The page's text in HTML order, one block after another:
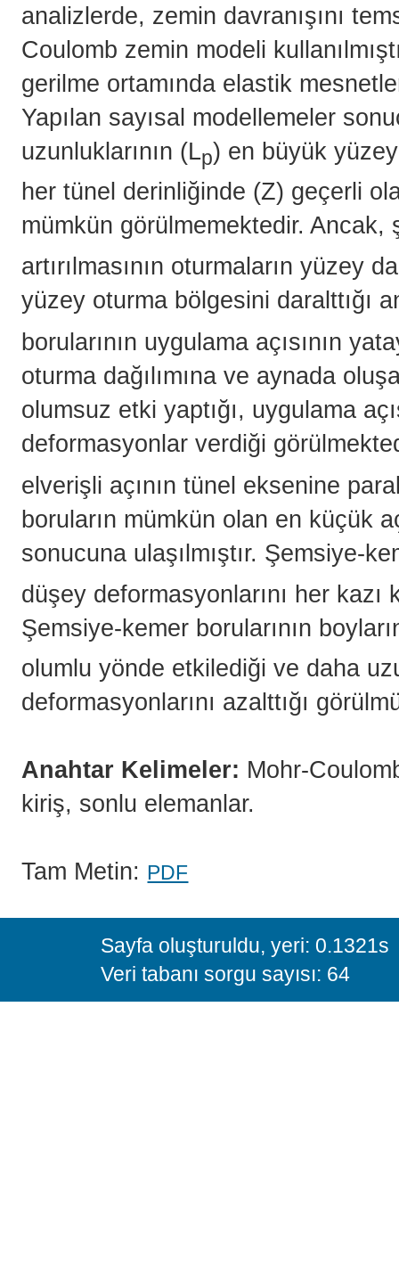
analizlerde, zemin davranışını
Coulomb zemin modeli
gerilme ortamında elastik
Yapılan sayısal modellemeler
uzunluklarının (Lp) en büyük
her tünel derinliğinde (Z) geçerli
mümkün görülmemektedir. Ancak,
artırılmasının oturmaların yüzey
yüzey oturma bölgesini daralttığı
borularının uygulama açısının
oturma dağılımına ve aynada
olumsuz etki yaptığı, uygulama
deformasyonlar verdiği
elverişli açının tünel eksenine
boruların mümkün olan en küçük
sonucuna ulaşılmıştır. Şemsiye-
düşey deformasyonlarını her
Şemsiye-kemer borularının
olumlu yönde etkilediği ve daha
deformasyonlarını azalttığı
Anahtar Kelimeler: Mohr-
kiriş, sonlu elemanlar.
Tam Metin: PDF
Sayfa oluşturuldu, yeri: 0.1321s
Veri tabanı sorgu sayısı: 64